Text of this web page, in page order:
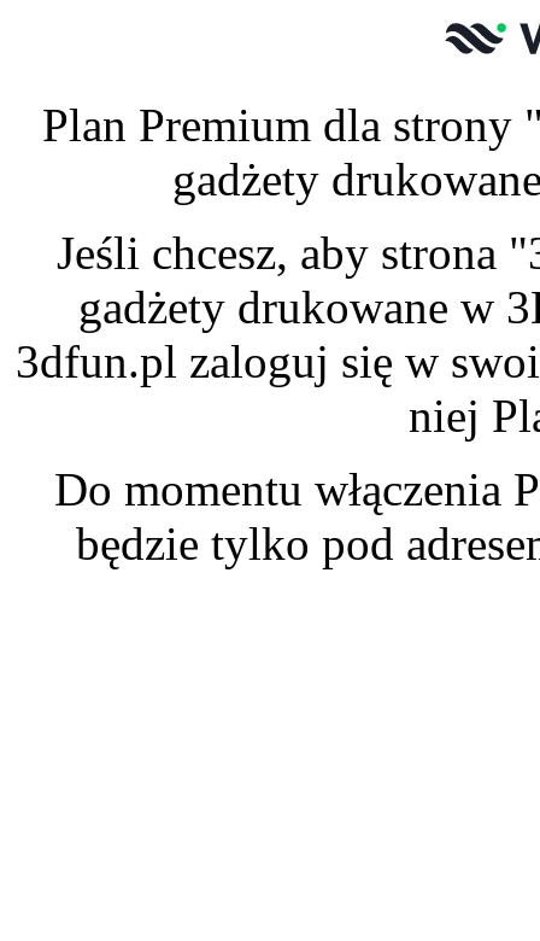
Plan Premium dla strony
gadżety
Jeśli chcesz, aby strona
gadżety drukowane w
3dfun.pl zaloguj się w
niej
Do momentu włączenia
będzie tylko pod